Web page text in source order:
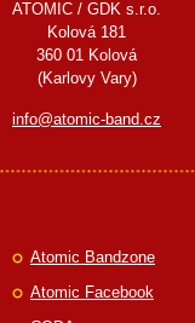
ATOMIC / GDK s.r.o.
Kolová 181
360 01 Kolová
(Karlovy Vary)
info@atomic-band.cz
Atomic Bandzone
Atomic Facebook